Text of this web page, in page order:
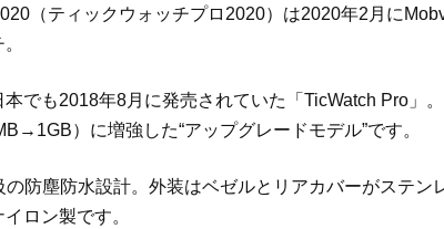
（ティックウォッチプロ2020）は2020年2月に
でも2018年8月に発売されていた「TicWatch Pro」
）に増強した“アップグレードモデル”です。
の防塵防水設計。外装はベゼルとリアカバーがステン
ロン製です。